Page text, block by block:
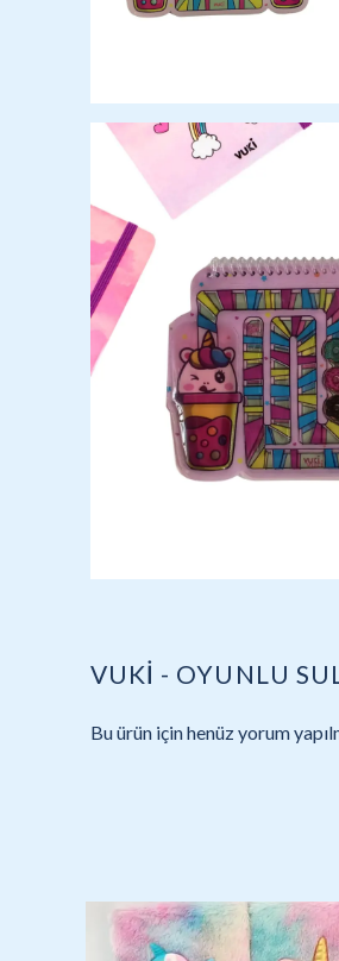
VUKİ - OYUNLU
Bu ürün için henüz yorum